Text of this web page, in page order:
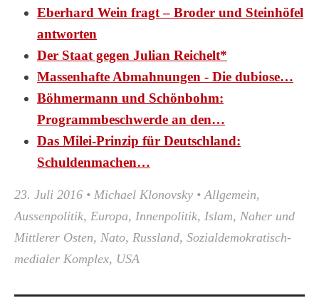
Eberhard Wein fragt – Broder und Steinhöfel
antworten
Der Staat gegen Julian Reichelt*
Massenhafte Abmahnungen - Die dubiose…
Böhmermann und Schönbohm:
Programmbeschwerde an den…
Das Milei-Prinzip für Deutschland:
Schuldenmachen…
23. Juli 2016 • Michael Klonovsky •Allgemein,
Aussenpolitik, Europa, Innenpolitik, Islam, Naher und
Mittlerer Osten, Nato, Russland, Sozialdemokratisch-
medialer Komplex, USA